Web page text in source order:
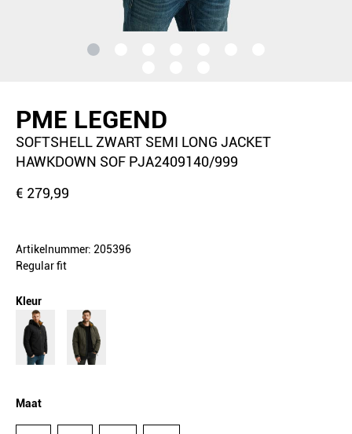
PME LEGEND
SOFTSHELL ZWART SEMI LONG JACKET
HAWKDOWN SOF PJA2409140/999
€ 279,99
Artikelnummer: 205396
Regular fit
Kleur
Maat